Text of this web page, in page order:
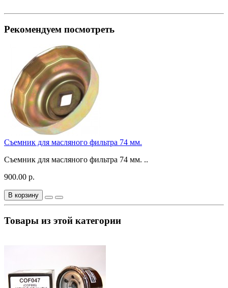
Рекомендуем посмотреть
Съемник для масляного фильтра 74 мм.
Съемник для масляного фильтра 74 мм. ..
900.00 р.
В корзину
Товары из этой категории